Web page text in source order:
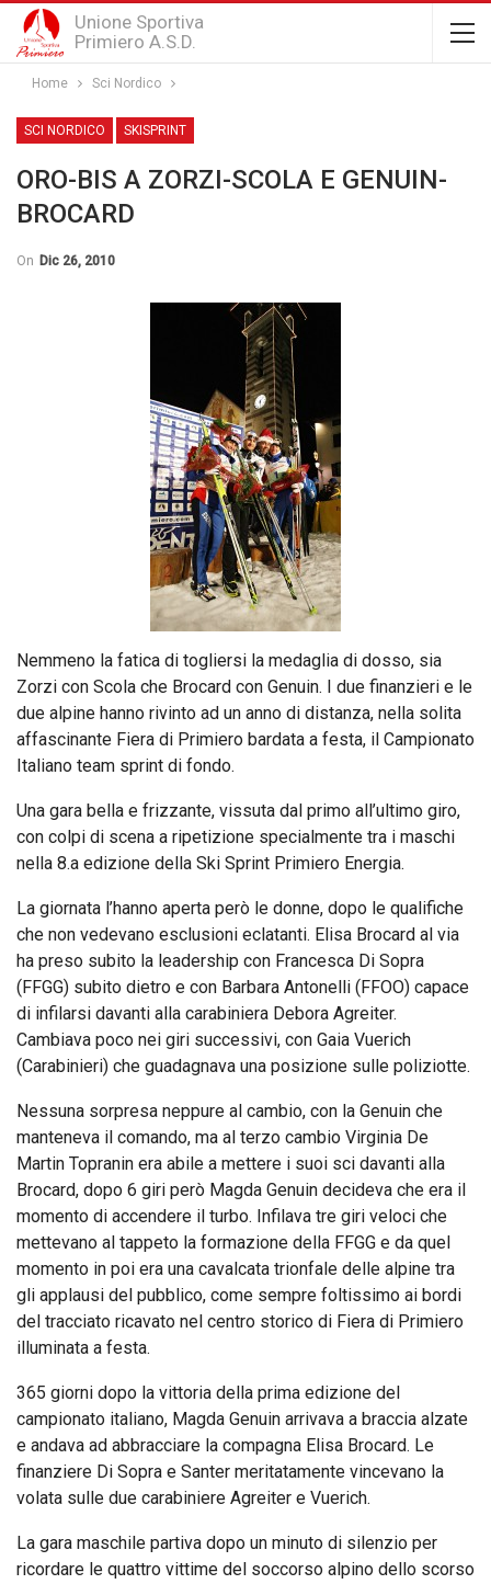
Unione Sportiva
Primiero A.S.D.
Home Sci Nordico
SCI NORDICO SKISPRINT
ORO-BIS A ZORZI-SCOLA E GENUIN-
BROCARD
On Dic 26, 2010
Nemmeno la fatica di togliersi la medaglia di dosso, sia
Zorzi con Scola che Brocard con Genuin. I due finanzieri e le
due alpine hanno rivinto ad un anno di distanza, nella solita
affascinante Fiera di Primiero bardata a festa, il Campionato
Italiano team sprint di fondo.
Una gara bella e frizzante, vissuta dal primo all’ultimo giro,
con colpi di scena a ripetizione specialmente tra i maschi
nella 8.a edizione della Ski Sprint Primiero Energia.
La giornata l’hanno aperta però le donne, dopo le qualifiche
che non vedevano esclusioni eclatanti. Elisa Brocard al via
ha preso subito la leadership con Francesca Di Sopra
(FFGG) subito dietro e con Barbara Antonelli (FFOO) capace
di infilarsi davanti alla carabiniera Debora Agreiter.
Cambiava poco nei giri successivi, con Gaia Vuerich
(Carabinieri) che guadagnava una posizione sulle poliziotte.
Nessuna sorpresa neppure al cambio, con la Genuin che
manteneva il comando, ma al terzo cambio Virginia De
Martin Topranin era abile a mettere i suoi sci davanti alla
Brocard, dopo 6 giri però Magda Genuin decideva che era il
momento di accendere il turbo. Infilava tre giri veloci che
mettevano al tappeto la formazione della FFGG e da quel
momento in poi era una cavalcata trionfale delle alpine tra
gli applausi del pubblico, come sempre foltissimo ai bordi
del tracciato ricavato nel centro storico di Fiera di Primiero
illuminata a festa.
365 giorni dopo la vittoria della prima edizione del
campionato italiano, Magda Genuin arrivava a braccia alzate
e andava ad abbracciare la compagna Elisa Brocard. Le
finanziere Di Sopra e Santer meritatamente vincevano la
volata sulle due carabiniere Agreiter e Vuerich.
La gara maschile partiva dopo un minuto di silenzio per
ricordare le quattro vittime del soccorso alpino dello scorso